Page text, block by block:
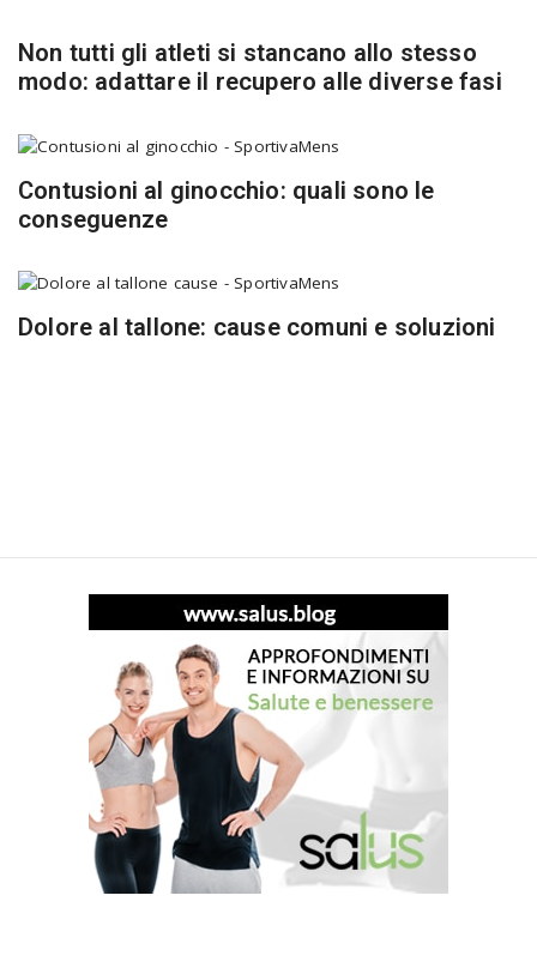
Non tutti gli atleti si stancano allo stesso
modo: adattare il recupero alle diverse fasi
Contusioni al ginocchio: quali sono le
conseguenze
Dolore al tallone: cause comuni e soluzioni